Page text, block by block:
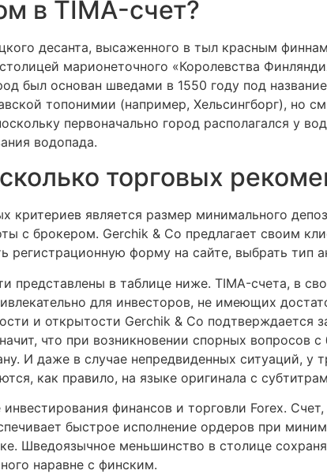
в TIMA-счет?
десанта, высаженного в тыл красным
марионеточного «Королевства
был основан шведами в 1550 году под
топонимии (например, Хельсингборг), но
первоначально город располагался у
водопада.
торговых
критериев является размер минимального
с брокером. Gerchik & Co предлагает своим
регистрационную форму на сайте, выбрать тип
представлены в таблице ниже. TIMA-счета, в
для инвесторов, не имеющих
и открытости Gerchik & Co подтверждается
что при возникновении спорных вопросов
И даже в случае непредвиденных ситуаций, у
как правило, на языке оригинала с
финансов и торговли Forex.
быстрое исполнение ордеров при
Шведоязычное меньшинство в столице
наравне с финским.